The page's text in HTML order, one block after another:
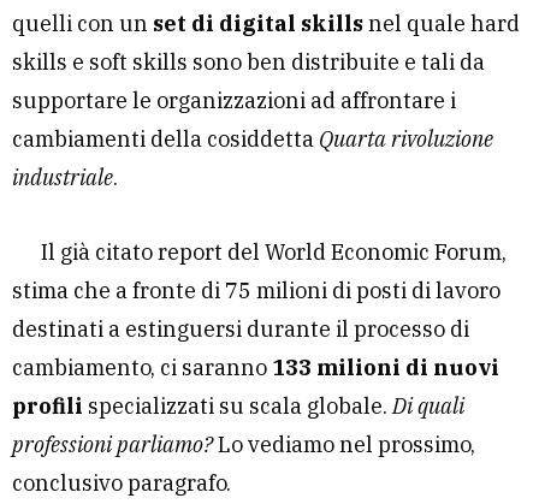
quelli con un set di digital skillsnel quale hard
skills e soft skills sono ben distribuite e tali da
supportare le organizzazioni ad affrontare i
cambiamenti della cosiddetta Quarta rivoluzione
industriale.
Il già citato report del World Economic Forum,
stima che a fronte di 75 milioni di posti di lavoro
destinati a estinguersi durante il processo di
cambiamento, ci saranno 133 milioni di nuovi
profili specializzati su scala globale.Di quali
professioni parliamo?Lo vediamo nel prossimo,
conclusivo paragrafo.